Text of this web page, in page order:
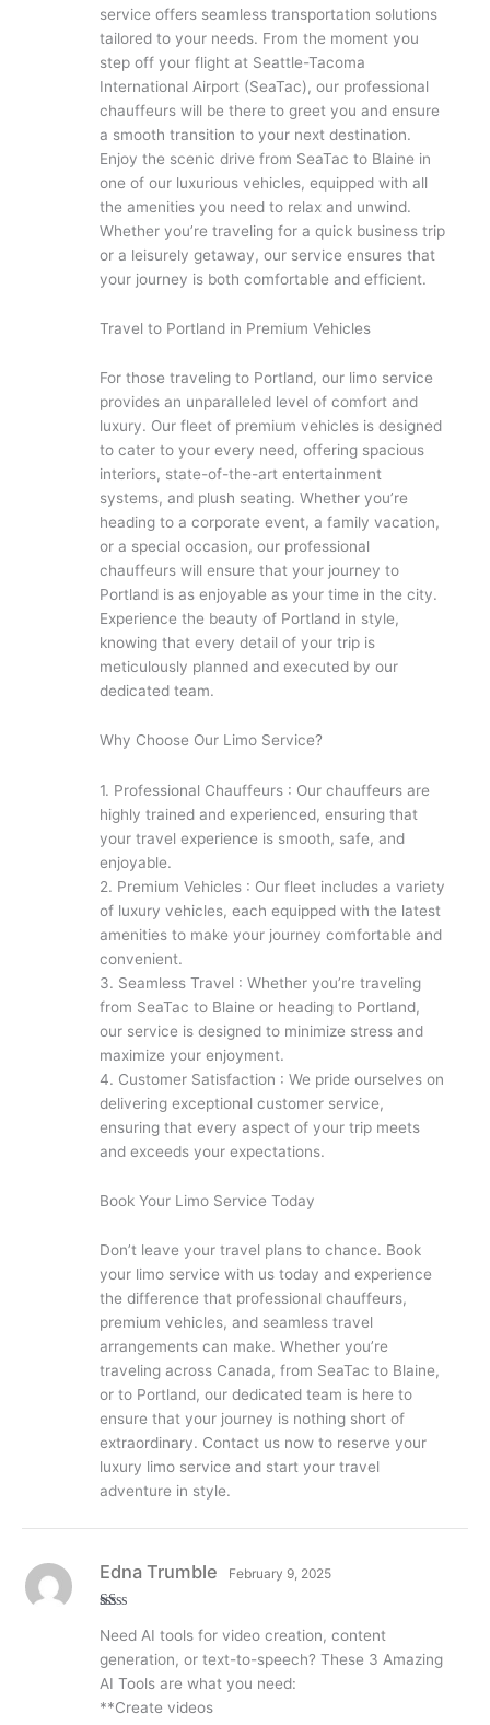
service offers seamless transportation solutions
tailored to your needs. From the moment you
step off your flight at Seattle-Tacoma
International Airport (SeaTac), our professional
chauffeurs will be there to greet you and ensure
a smooth transition to your next destination.
Enjoy the scenic drive from SeaTac to Blaine in
one of our luxurious vehicles, equipped with all
the amenities you need to relax and unwind.
Whether you’re traveling for a quick business trip
or a leisurely getaway, our service ensures that
your journey is both comfortable and efficient.
Travel to Portland in Premium Vehicles
For those traveling to Portland, our limo service
provides an unparalleled level of comfort and
luxury. Our fleet of premium vehicles is designed
to cater to your every need, offering spacious
interiors, state-of-the-art entertainment
systems, and plush seating. Whether you’re
heading to a corporate event, a family vacation,
or a special occasion, our professional
chauffeurs will ensure that your journey to
Portland is as enjoyable as your time in the city.
Experience the beauty of Portland in style,
knowing that every detail of your trip is
meticulously planned and executed by our
dedicated team.
Why Choose Our Limo Service?
1. Professional Chauffeurs : Our chauffeurs are
highly trained and experienced, ensuring that
your travel experience is smooth, safe, and
enjoyable.
2. Premium Vehicles : Our fleet includes a variety
of luxury vehicles, each equipped with the latest
amenities to make your journey comfortable and
convenient.
3. Seamless Travel : Whether you’re traveling
from SeaTac to Blaine or heading to Portland,
our service is designed to minimize stress and
maximize your enjoyment.
4. Customer Satisfaction : We pride ourselves on
delivering exceptional customer service,
ensuring that every aspect of your trip meets
and exceeds your expectations.
Book Your Limo Service Today
Don’t leave your travel plans to chance. Book
your limo service with us today and experience
the difference that professional chauffeurs,
premium vehicles, and seamless travel
arrangements can make. Whether you’re
traveling across Canada, from SeaTac to Blaine,
or to Portland, our dedicated team is here to
ensure that your journey is nothing short of
extraordinary. Contact us now to reserve your
luxury limo service and start your travel
adventure in style.
at
1
ou
t
of
Edna Trumble February 9, 2025
Need AI tools for video creation, content
generation, or text-to-speech? These 3 Amazing
AI Tools are what you need:
**Create videos